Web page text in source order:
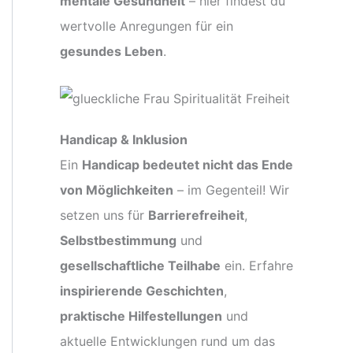
wertvolle Anregungen für ein
gesundes Leben.
Handicap & Inklusion
Ein Handicap bedeutet nicht das Ende
von Möglichkeiten – im Gegenteil! Wir
setzen uns für Barrierefreiheit,
Selbstbestimmung und
gesellschaftliche Teilhabe ein. Erfahre
inspirierende Geschichten,
praktische Hilfestellungen und
aktuelle Entwicklungen rund um das